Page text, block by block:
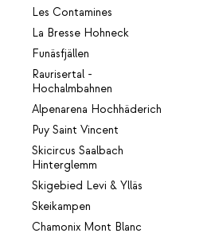
Les Contamines
La Bresse Hohneck
Funäsfjällen
Raurisertal -
Hochalmbahnen
Alpenarena Hochhäderich
Puy Saint Vincent
Skicircus Saalbach
Hinterglemm
Skigebied Levi & Ylläs
Skeikampen
Chamonix Mont Blanc